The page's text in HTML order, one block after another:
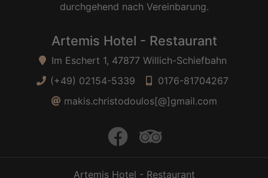
durchgehend nach Vereinbarung.
Artemis Hotel - Restaurant
Im Eschert 1, 47877 Willich-Schiefbahn
(+49) 02154-5339
0176-81704267
makis.christodoulos[@]gmail.com
facebooktrip advisor
Artemis Hotel - Restaurant